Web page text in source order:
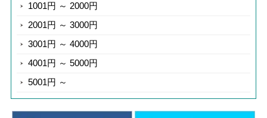
1001円 ～ 2000円
2001円 ～ 3000円
3001円 ～ 4000円
4001円 ～ 5000円
5001円 ～